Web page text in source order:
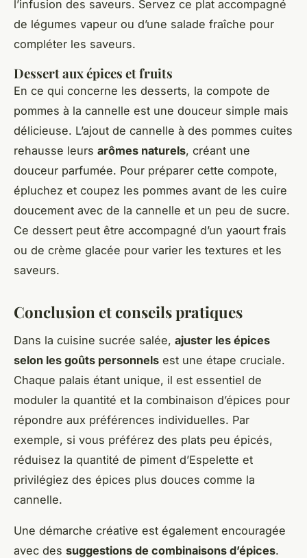
l’infusion des saveurs. Servez ce plat accompagné
de légumes vapeur ou d’une salade fraîche pour
compléter les saveurs.
Dessert aux épices et fruits
En ce qui concerne les desserts, la compote de
pommes à la cannelle est une douceur simple mais
délicieuse. L’ajout de cannelle à des pommes cuites
rehausse leurs arômes naturels, créant une
douceur parfumée. Pour préparer cette compote,
épluchez et coupez les pommes avant de les cuire
doucement avec de la cannelle et un peu de sucre.
Ce dessert peut être accompagné d’un yaourt frais
ou de crème glacée pour varier les textures et les
saveurs.
Conclusion et conseils pratiques
Dans la cuisine sucrée salée, ajuster les épices
selon les goûts personnels est une étape cruciale.
Chaque palais étant unique, il est essentiel de
moduler la quantité et la combinaison d’épices pour
répondre aux préférences individuelles. Par
exemple, si vous préférez des plats peu épicés,
réduisez la quantité de piment d’Espelette et
privilégiez des épices plus douces comme la
cannelle.
Une démarche créative est également encouragée
avec des suggestions de combinaisons d’épices.